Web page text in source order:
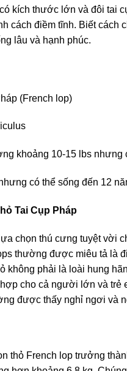
kích thước lớn và đôi tai
cách điềm tĩnh. Biết cách
lâu và hạnh phúc.
(French lop)
khoảng 10-15 lbs nhưng
có thể sống đến 12
Tai Cụp Pháp
chọn thú cưng tuyệt vời
thường được miêu tả là
không phải là loài hung
cho cả người lớn và trẻ
được thấy nghỉ ngơi và
thỏ French lop trưởng